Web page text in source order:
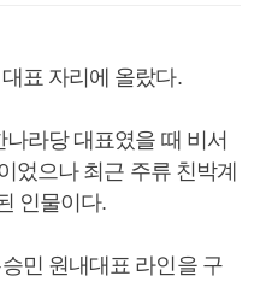
표 자리에 올랐다.
라당 대표였을 때 비서
었으나 최근 주류 친박계
인물이다.
민 원내대표 라인을 구